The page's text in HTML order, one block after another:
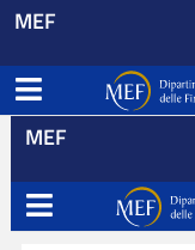
MEF
Apri menu
MEF
Apri menu